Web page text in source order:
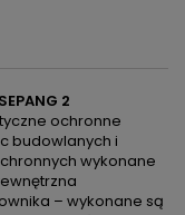
2
ochronne
budowlanych i
wykonane
– wykonane są